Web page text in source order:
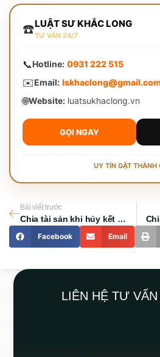
☎️LUẬT SƯ KHẮC LONG
TƯ VẤN 24/7
📞Hotline: 0931 222 515
✉️Email:
🌐Website:luatsukhaclong.vn
GỌI NGAY
UY TÍN GẶT THÀNH
Bài viết trước
Chia tài sản khi hủy kết hôn trái pháp luật giải quyết thế nào?
Facebook Email
LIÊN HỆ TƯ